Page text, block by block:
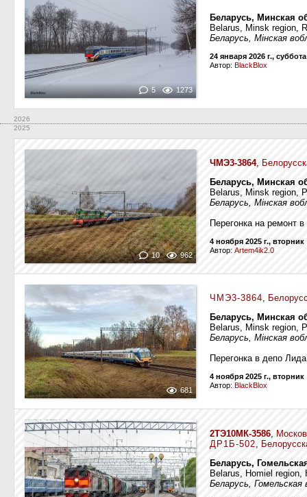
5 1273
Беларусь, Минская
Belarus, Minsk region,
Беларусь, Мінская
24 января 2026 г., суббота
Автор: BlackBlox
2026
2025
10 962
ЧМЭ3-3864,
Беларусь, Минская
Belarus, Minsk region,
Беларусь, Мінская
Перегонка на ремонт
4 ноября 2025 г., вторник
Автор: Artem4ik2.0
681
ЧМЭ3-3864,
Беларусь, Минская
Belarus, Minsk region,
Беларусь, Мінская
Перегонка в депо
4 ноября 2025 г., вторник
Автор: BlackBlox
2ТЭ10МК-3586,
ДР1Б-502,
Беларусь,
Belarus, Homiel
Беларусь,